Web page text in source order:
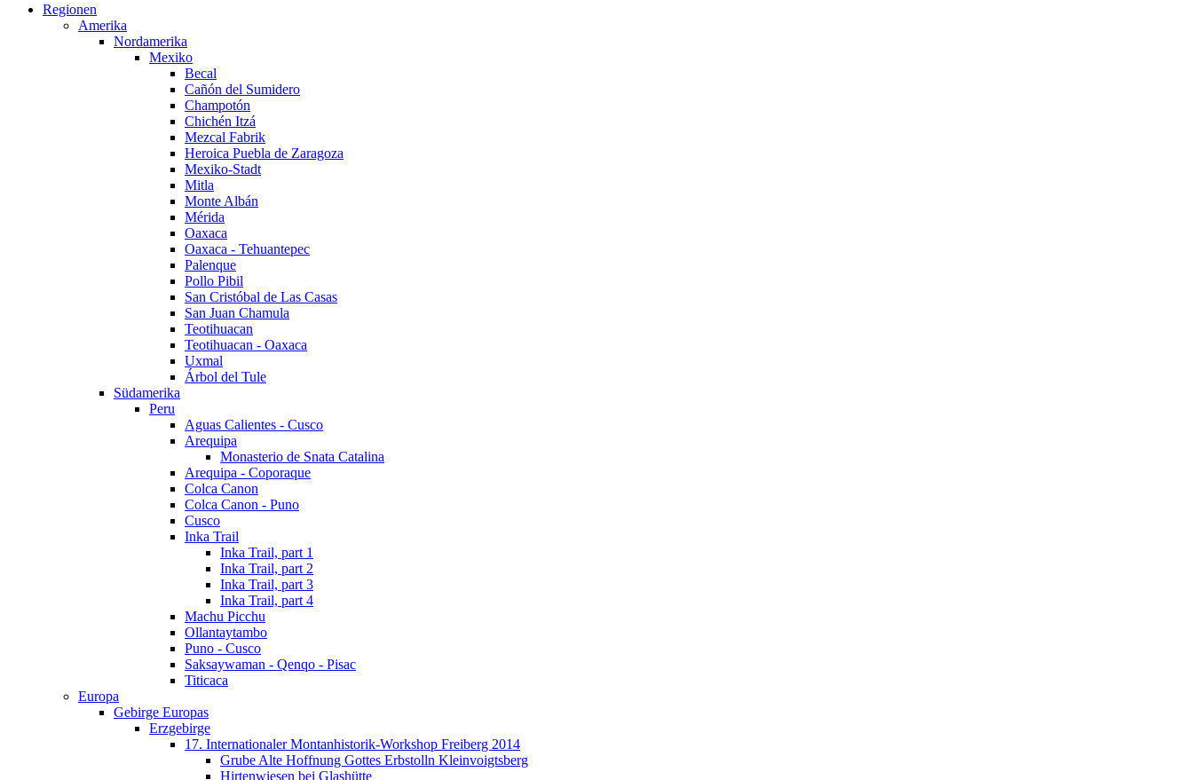
Regionen
Amerika
Nordamerika
Mexiko
Becal
Cañón del Sumidero
Champotón
Chichén Itzá
Mezcal Fabrik
Heroica Puebla de Zaragoza
Mexiko-Stadt
Mitla
Monte Albán
Mérida
Oaxaca
Oaxaca - Tehuantepec
Palenque
Pollo Pibil
San Cristóbal de Las Casas
San Juan Chamula
Teotihuacan
Teotihuacan - Oaxaca
Uxmal
Árbol del Tule
Südamerika
Peru
Aguas Calientes - Cusco
Arequipa
Monasterio de Snata Catalina
Arequipa - Coporaque
Colca Canon
Colca Canon - Puno
Cusco
Inka Trail
Inka Trail, part 1
Inka Trail, part 2
Inka Trail, part 3
Inka Trail, part 4
Machu Picchu
Ollantaytambo
Puno - Cusco
Saksaywaman - Qenqo - Pisac
Titicaca
Europa
Gebirge Europas
Erzgebirge
17. Internationaler Montanhistorik-Workshop Freiberg 2014
Grube Alte Hoffnung Gottes Erbstolln Kleinvoigtsberg
Hirtenwiesen bei Glashütte